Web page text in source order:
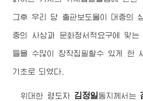
그후 우리 당 출판보도물이 대중의
중의 사상과 문화정서적요구에 맞
들을 수많이 창작집필할수 있게 한
기초로 되였다.
위대한 령도자 김정일동지 께서는